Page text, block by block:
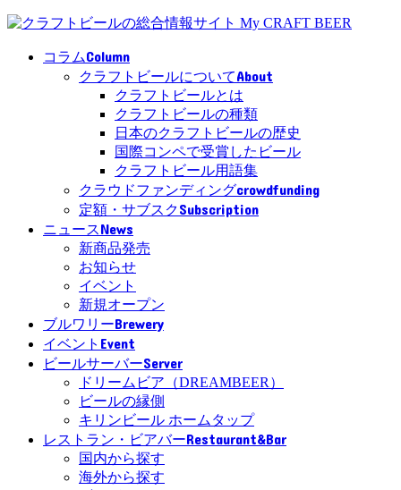
コラムColumn
クラフトビールについてAbout
クラフトビールとは
クラフトビールの種類
日本のクラフトビールの歴史
国際コンペで受賞したビール
クラフトビール用語集
クラウドファンディングcrowdfunding
定額・サブスクSubscription
ニュースNews
新商品発売
お知らせ
イベント
新規オープン
ブルワリーBrewery
イベント Event
ビールサーバーServer
ドリームビア（DREAMBEER）
ビールの縁側
キリンビール ホームタップ
レストラン・ビアバーRestaurant&Bar
国内から探す
海外から探す